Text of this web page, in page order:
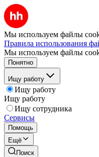
Мы используем файлы
Правила использования
Мы используем файлы
Понятно
Ищу работу
Ищу работу
Ищу работу
Ищу сотрудника
Сервисы
Помощь
Ещё
Поиск